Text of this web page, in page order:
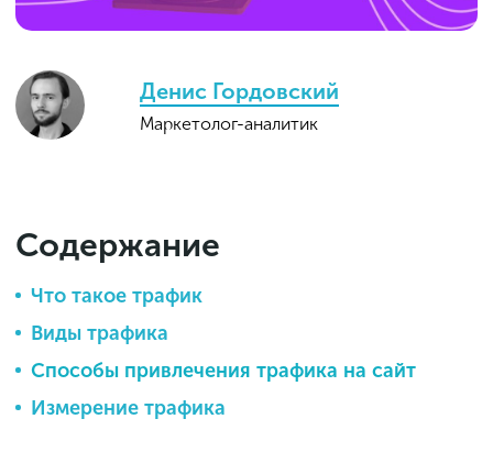
Денис Гордовский
Маркетолог-аналитик
Содержание
Что такое трафик
Виды трафика
Способы привлечения трафика на сайт
Измерение трафика